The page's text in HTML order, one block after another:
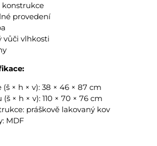
konstrukce
provedení
vůči vlhkosti
× h × v): 38 × 46 × 87 cm
× h × v): 110 × 70 × 76 cm
práškově lakovaný kov
MDF